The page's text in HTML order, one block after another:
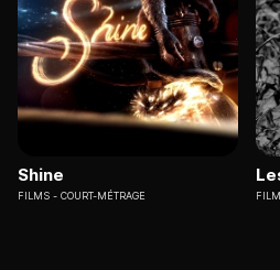
Shine
FILMS COURT-MÉTRAGE